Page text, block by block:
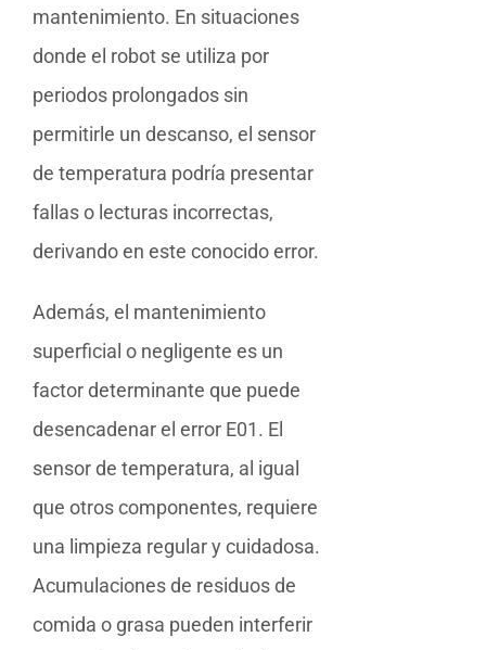
mantenimiento. En situaciones
donde el robot se utiliza por
periodos prolongados sin
permitirle un descanso, el sensor
de temperatura podría presentar
fallas o lecturas incorrectas,
derivando en este conocido error.
Además, el mantenimiento
superficial o negligente es un
factor determinante que puede
desencadenar el error E01. El
sensor de temperatura, al igual
que otros componentes, requiere
una limpieza regular y cuidadosa.
Acumulaciones de residuos de
comida o grasa pueden interferir